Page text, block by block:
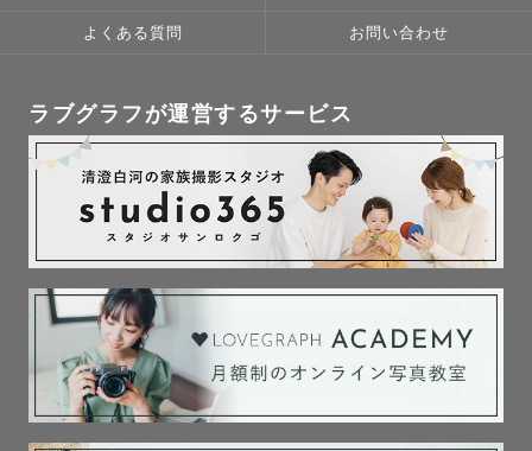
よくある質問 お問い合わせ
ラブグラフが運営するサービス